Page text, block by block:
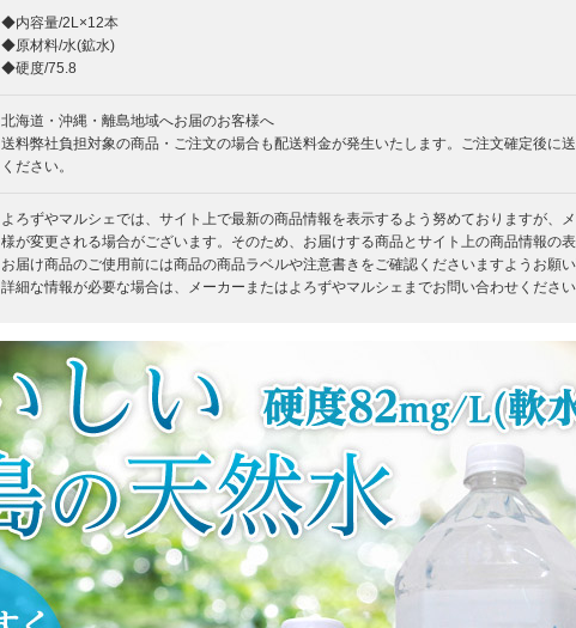
◆内容量/2L×12本
◆原材料/水(鉱水)
◆硬度/75.8
北海道・沖縄・離島地域へお届のお客様へ
送料弊社負担対象の商品・ご注文の場合も配送料金が発生いたします。ご注文確定後に
ください。
よろずやマルシェでは、サイト上で最新の商品情報を表示するよう努めておりますが、
様が変更される場合がございます。そのため、お届けする商品とサイト上の商品情報の
お届け商品のご使用前には商品の商品ラベルや注意書きをご確認くださいますようお願
詳細な情報が必要な場合は、メーカーまたはよろずやマルシェまでお問い合わせください